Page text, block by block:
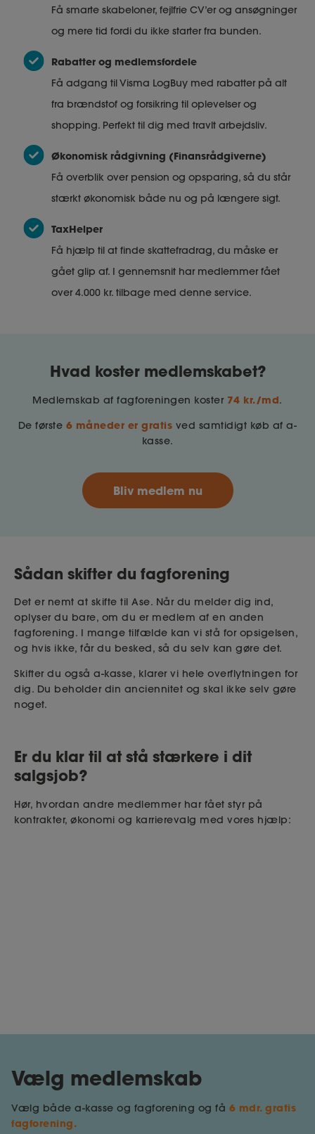
Få smarte skabeloner, fejlfrie CV’er og ansøgninger
og mere tid fordi du ikke starter fra bunden.
Rabatter og medlemsfordele
Få adgang til Visma LogBuy med rabatter på alt
fra brændstof og forsikring til oplevelser og
shopping. Perfekt til dig med travlt arbejdsliv.
Økonomisk rådgivning (Finansrådgiverne)
Få overblik over pension og opsparing, så du står
stærkt økonomisk både nu og på længere sigt.
TaxHelper
Få hjælp til at finde skattefradrag, du måske er
gået glip af. I gennemsnit har medlemmer fået
over 4.000 kr. tilbage med denne service.
Hvad koster medlemskabet?
Medlemskab af fagforeningen koster 74 kr./md.
De første 6 måneder er gratis ved samtidigt køb af a-
kasse.
Bliv medlem nu
Sådan skifter du fagforening
Det er nemt at skifte til Ase. Når du melder dig ind,
oplyser du bare, om du er medlem af en anden
fagforening. I mange tilfælde kan vi stå for opsigelsen,
og hvis ikke, får du besked, så du selv kan gøre det.
Skifter du også a-kasse, klarer vi hele overflytningen for
dig. Du beholder din anciennitet og skal ikke selv gøre
noget.
Er du klar til at stå stærkere i dit
salgsjob?
Hør, hvordan andre medlemmer har fået styr på
kontrakter, økonomi og karrierevalg med vores hjælp:
Vælg medlemskab
Vælg både a-kasse og fagforening og få 6 mdr. gratis
fagforening.